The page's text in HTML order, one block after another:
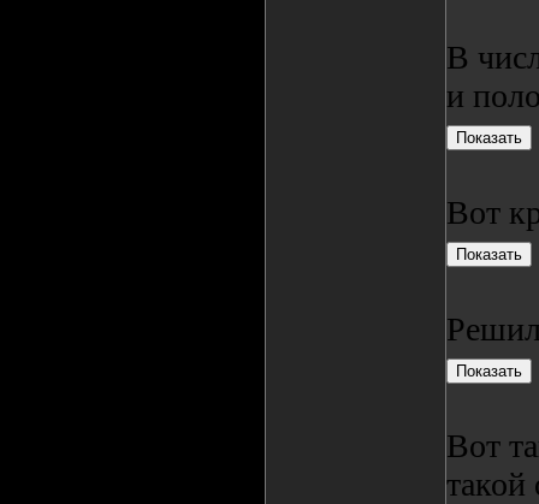
В
и
Вот
Вот
такой